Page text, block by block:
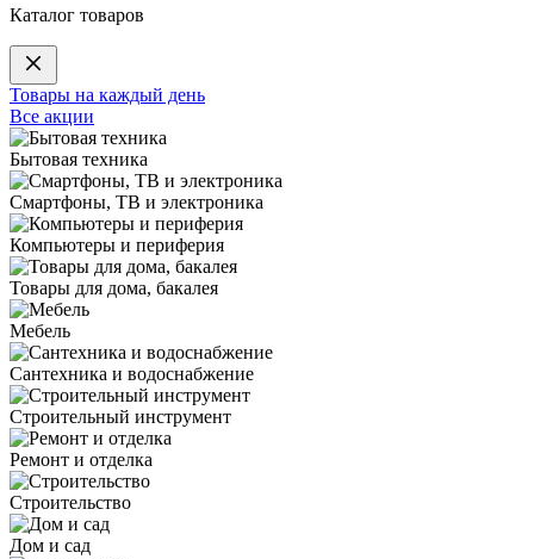
Каталог товаров
Товары на каждый день
Все акции
Бытовая техника
Смартфоны, ТВ и электроника
Компьютеры и периферия
Товары для дома, бакалея
Мебель
Сантехника и водоснабжение
Строительный инструмент
Ремонт и отделка
Строительство
Дом и сад